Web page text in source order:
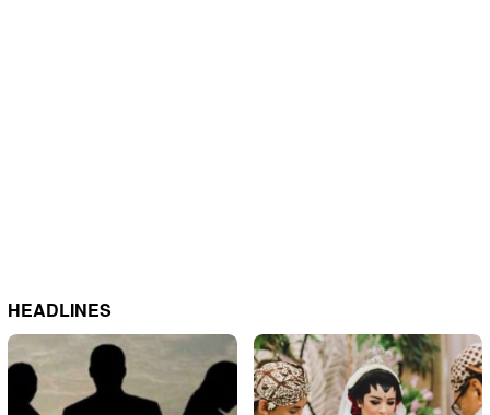
HEADLINES